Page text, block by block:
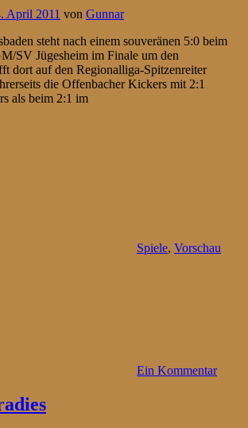
April 2011 von Gunnar
steht nach einem souveränen 5:0 beim
SV Jügesheim im Finale um den
dort auf den Regionalliga-Spitzenreiter
die Offenbacher Kickers mit 2:1
als beim 2:1 im
Spiele, Vorschau
Ein Kommentar